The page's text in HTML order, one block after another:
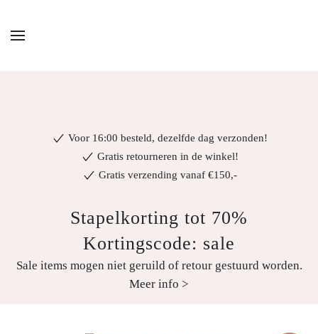
Voor 16:00 besteld, dezelfde dag verzonden!
Gratis retourneren in de winkel!
Gratis verzending vanaf €150,-
Stapelkorting tot 70%
Kortingscode: sale
Sale items mogen niet geruild of retour gestuurd worden.
Meer info >